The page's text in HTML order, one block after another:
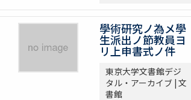
學術研究ノ為メ學
生派出ノ節教員ヨ
リ上申書式ノ件
東京大学文書館デジ
タル・アーカイブ | 文
書館